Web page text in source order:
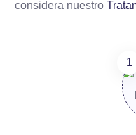
considera nuestro